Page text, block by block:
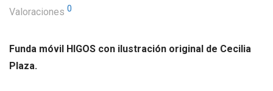
Valoraciones 0
Funda móvil HIGOS con ilustración original de Cecilia
Plaza.